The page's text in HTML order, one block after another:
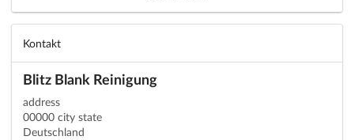
Kontakt
Blitz Blank Reinigung
address
00000 city state
Deutschland